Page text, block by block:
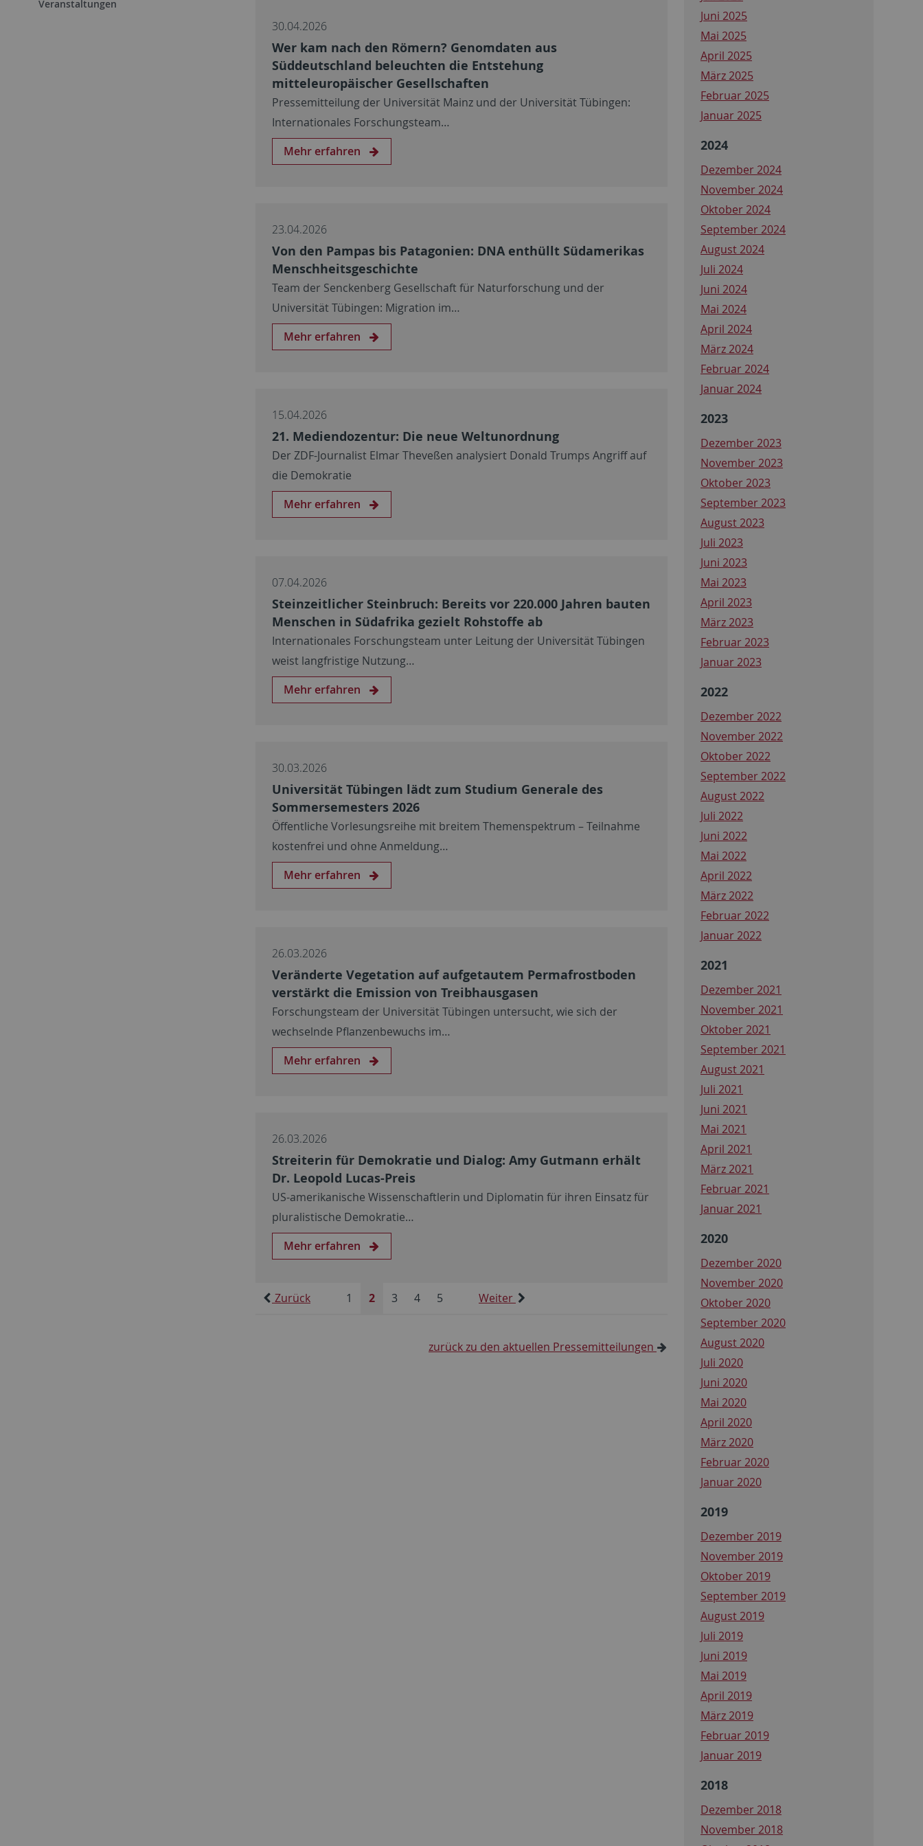
Veranstaltungen
30.04.2026
Wer kam nach den Römern? Genomdaten aus
Süddeutschland beleuchten die Entstehung
mitteleuropäischer Gesellschaften
Pressemitteilung der Universität Mainz und der Universität Tübingen:
Internationales Forschungsteam…
Mehr erfahren
23.04.2026
Von den Pampas bis Patagonien: DNA enthüllt Südamerikas
Menschheitsgeschichte
Team der Senckenberg Gesellschaft für Naturforschung und der
Universität Tübingen: Migration im…
Mehr erfahren
15.04.2026
21. Mediendozentur: Die neue Weltunordnung
Der ZDF-Journalist Elmar Theveßen analysiert Donald Trumps Angriff auf
die Demokratie
Mehr erfahren
07.04.2026
Steinzeitlicher Steinbruch: Bereits vor 220.000 Jahren bauten
Menschen in Südafrika gezielt Rohstoffe ab
Internationales Forschungsteam unter Leitung der Universität Tübingen
weist langfristige Nutzung…
Mehr erfahren
30.03.2026
Universität Tübingen lädt zum Studium Generale des
Sommersemesters 2026
Öffentliche Vorlesungsreihe mit breitem Themenspektrum – Teilnahme
kostenfrei und ohne Anmeldung…
Mehr erfahren
26.03.2026
Veränderte Vegetation auf aufgetautem Permafrostboden
verstärkt die Emission von Treibhausgasen
Forschungsteam der Universität Tübingen untersucht, wie sich der
wechselnde Pflanzenbewuchs im…
Mehr erfahren
26.03.2026
Streiterin für Demokratie und Dialog: Amy Gutmann erhält
Dr. Leopold Lucas-Preis
US-amerikanische Wissenschaftlerin und Diplomatin für ihren Einsatz für
pluralistische Demokratie…
Mehr erfahren
Zurück 1 2 3 4 5 Weiter
zurück zu den aktuellen Pressemitteilungen
Juni 2025
Mai 2025
April 2025
März 2025
Februar 2025
Januar 2025
2024
Dezember 2024
November 2024
Oktober 2024
September 2024
August 2024
Juli 2024
Juni 2024
Mai 2024
April 2024
März 2024
Februar 2024
Januar 2024
2023
Dezember 2023
November 2023
Oktober 2023
September 2023
August 2023
Juli 2023
Juni 2023
Mai 2023
April 2023
März 2023
Februar 2023
Januar 2023
2022
Dezember 2022
November 2022
Oktober 2022
September 2022
August 2022
Juli 2022
Juni 2022
Mai 2022
April 2022
März 2022
Februar 2022
Januar 2022
2021
Dezember 2021
November 2021
Oktober 2021
September 2021
August 2021
Juli 2021
Juni 2021
Mai 2021
April 2021
März 2021
Februar 2021
Januar 2021
2020
Dezember 2020
November 2020
Oktober 2020
September 2020
August 2020
Juli 2020
Juni 2020
Mai 2020
April 2020
März 2020
Februar 2020
Januar 2020
2019
Dezember 2019
November 2019
Oktober 2019
September 2019
August 2019
Juli 2019
Juni 2019
Mai 2019
April 2019
März 2019
Februar 2019
Januar 2019
2018
Dezember 2018
November 2018